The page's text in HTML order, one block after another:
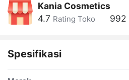
Kania Cosmetics
4.7 Rating Toko 992
Spesifikasi